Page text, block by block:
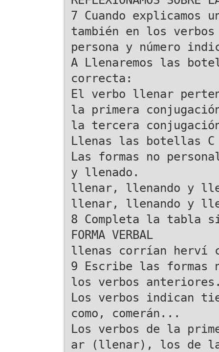
7 Cuando explicamos
también en los verbos
persona y número
A Llenaremos las
correcta:
El verbo llenar
la primera
la tercera
Llenas las botellas
Las formas no
y llenado.
llenar, llenando y
llenar, llenando y
8 Completa la tabla
FORMA VERBAL
llenas corrían herví
9 Escribe las formas
los verbos
Los verbos indican
como, comerán...
Los verbos de la
ar (llenar), los de la